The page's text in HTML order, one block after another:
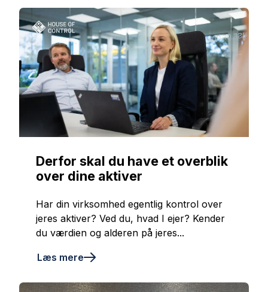
Derfor skal du have et overblik
over dine aktiver
Har din virksomhed egentlig kontrol over
jeres aktiver? Ved du, hvad I ejer? Kender
du værdien og alderen på jeres...
Læs mere